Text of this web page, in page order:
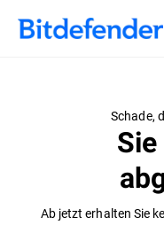
Schade,
Ab jetzt erhalten Sie